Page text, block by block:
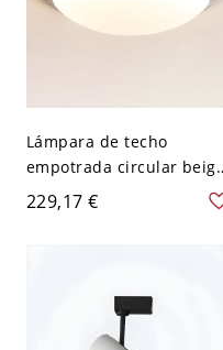
Lámpara de techo
empotrada circular
elegante con pantalla
acrílica y bombillas LED -
229,17 €